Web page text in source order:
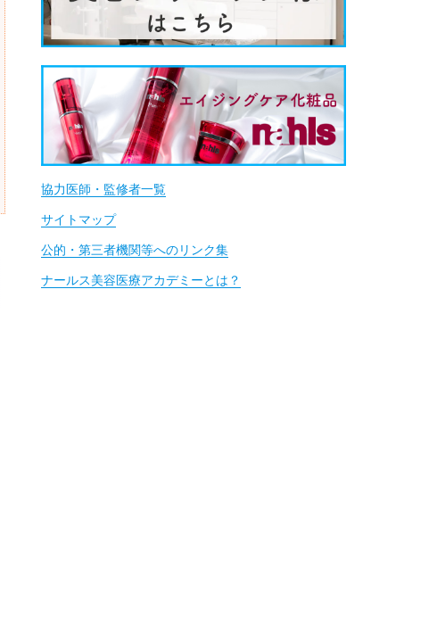
協力医師・監修者一覧
サイトマップ
公的・第三者機関等へのリンク集
ナールス美容医療アカデミーとは？